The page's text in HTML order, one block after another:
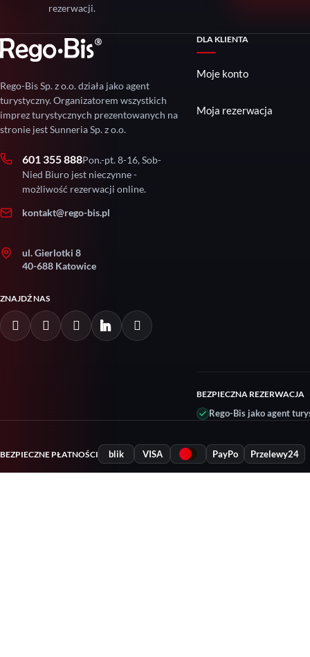
rezerwacji.
Rego-Bis Sp. z o.o. działa jako agent
turystyczny. Organizatorem wszystkich
imprez turystycznych prezentowanych na
stronie jest Sunneria Sp. z o.o.
601 355 888Pon.-pt. 8-16, Sob-
Nied Biuro jest nieczynne -
możliwość rezerwacji online.
kontakt@rego-bis.pl
ul. Gierlotki 8
40-688 Katowice
ZNAJDŹ NAS
DLA KLIENTA
Moje konto
Moja rezerwacja
BEZPIECZNA REZERWACJA
Rego-Bis jako agent
BEZPIECZNE PŁATNOŚCI blik VISA PayPo Przelewy24